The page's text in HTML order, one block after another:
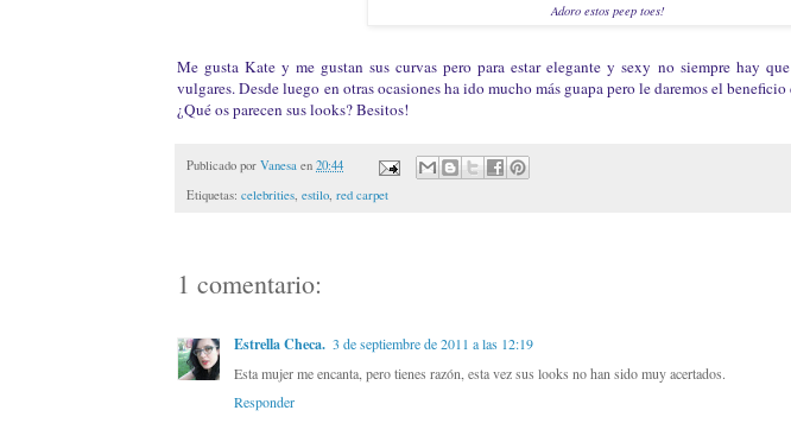
Adoro estos peep toes!
Me gusta Kate y me gustan sus curvas pero para estar elegante y sexy no siempre hay
vulgares. Desde luego en otras ocasiones ha ido mucho más guapa pero le daremos el
¿Qué os parecen sus looks? Besitos!
Publicado por Vanesa en 20:44
Etiquetas: celebrities, estilo, red carpet
1 comentario:
Estrella Checa. 3 de septiembre de 2011 a las 12:19
Esta mujer me encanta, pero tienes razón, esta vez sus looks no han sido muy acertados.
Responder